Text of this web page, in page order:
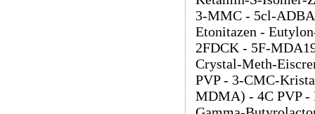
3-MMC - 5cl-ADBA
Etonitazen -
2FDCK - 5F-
Crystal-Meth-
PVP - 3-CMC-
MDMA) - 4C PVP -